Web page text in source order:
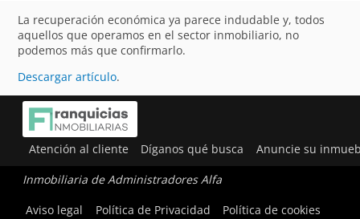
La recuperación económica ya parece indudable y, todos
aquellos que operamos en el sector inmobiliario, no
podemos más que confirmarlo.
Descargar artículo.
Atención al cliente Díganos qué busca Anuncie su
Inmobiliaria de Administradores Alfa
Aviso legal
Política de Privacidad Política de cookies